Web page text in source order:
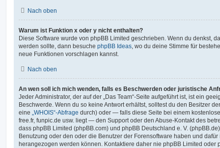
Nach oben
Warum ist Funktion x oder y nicht enthalten?
Diese Software wurde von phpBB Limited geschrieben. Wenn du denkst,
werden sollte, dann besuche phpBB Ideas, wo du deine Stimme für
neue Funktionen vorschlagen kannst.
Nach oben
An wen soll ich mich wenden, falls es Beschwerden oder juristische
Jeder Administrator, der auf der „Das Team“-Seite aufgeführt ist, ist ein
Beschwerde. Wenn du so keine Antwort erhältst, solltest du den Besitzer
eine „WHOIS“-Abfrage durch) oder — falls diese Seite bei einem
free.fr, funpic.de usw. liegt — den Support oder den Abuse-Kontakt des
dass phpBB Limited (phpBB.com) und phpBB Deutschland e. V.
Benutzung oder den oder die Benutzer der Forensoftware haben und
herangezogen werden können. Kontaktiere daher nie phpBB Limited oder